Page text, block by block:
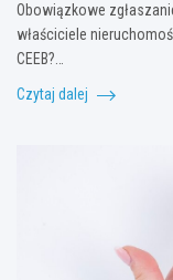
Obowiązkowe
właściciele
CEEB?…
Czytaj dalej